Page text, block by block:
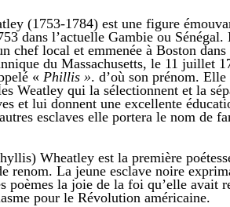
(1753-1784) est une figure
dans l’actuelle Gambie ou Sénégal.
chef local et emmenée à Boston dans
du Massachusetts, le 11 juillet 1
« Phillis ». d’où son prénom. Elle
Weatley qui la sélectionnent et la
et lui donnent une excellente
esclaves elle portera le nom de
)Wheatley est la première
renom. La jeune esclave noire
poèmes la joie de la foi qu’elle avait
pour le Révolution américaine.